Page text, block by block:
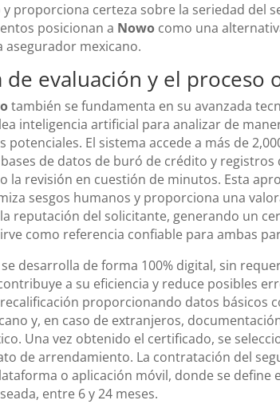
proporciona certeza sobre la seriedad del
posicionan a Nowo como una
mexicano.
de evaluación y el proceso
también se fundamenta en su avanzada
inteligencia artificial para analizar de
potenciales. El sistema accede a más de
de datos de buró de crédito y registros
la revisión en cuestión de minutos. Esta
sesgos humanos y proporciona una
reputación del solicitante, generando un
como referencia confiable para ambas
desarrolla de forma 100% digital, sin
a su eficiencia y reduce posibles
proporcionando datos básicos
y, en caso de extranjeros,
Una vez obtenido el certificado, se
de arrendamiento. La contratación del
o aplicación móvil, donde se define
entre 6 y 24 meses.